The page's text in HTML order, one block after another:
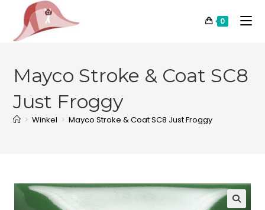
0
Mayco Stroke & Coat SC8
Just Froggy
> Winkel > Mayco Stroke & Coat SC8 Just Froggy